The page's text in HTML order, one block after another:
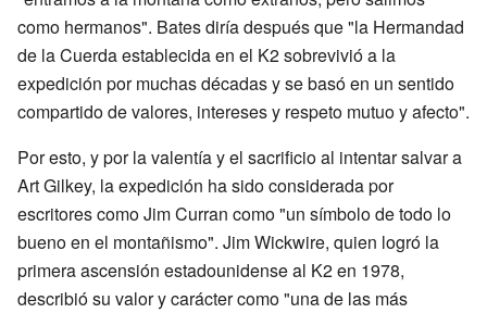
como hermanos". Bates diría después que "la Hermandad
de la Cuerda establecida en el K2 sobrevivió a la
expedición por muchas décadas y se basó en un sentido
compartido de valores, intereses y respeto mutuo y afecto".
Por esto, y por la valentía y el sacrificio al intentar salvar a
Art Gilkey, la expedición ha sido considerada por
escritores como Jim Curran como "un símbolo de todo lo
bueno en el montañismo". Jim Wickwire, quien logró la
primera ascensión estadounidense al K2 en 1978,
describió su valor y carácter como "una de las más